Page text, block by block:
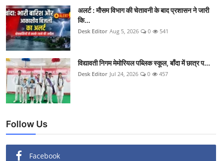
अलर्ट : मौसम विभाग की चेतावनी के बाद प्रशासन ने जारी
कि...
Desk Editor Aug 5, 2026 0 541
विद्यावती निगम मेमोरियल पब्लिक स्कूल, बाँदा में छात्र प...
Desk Editor Jul 24, 2026 0 457
Follow Us
Facebook